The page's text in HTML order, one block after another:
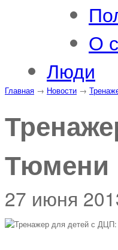
О
Люди
Главная → Новости →
Тюмени
27 июня